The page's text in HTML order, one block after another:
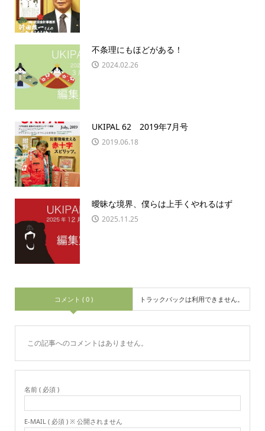
不条理にもほどがある！
2024.02.26
UKIPAL 62 2019年7月号
2019.06.18
曖昧な境界、僕らは上手くやれるはず
2025.11.25
コメント ( 0 ) トラックバックは利用できません。
この記事へのコメントはありません。
名前 ( 必須 )
E-MAIL ( 必須 ) ※ 公開されません